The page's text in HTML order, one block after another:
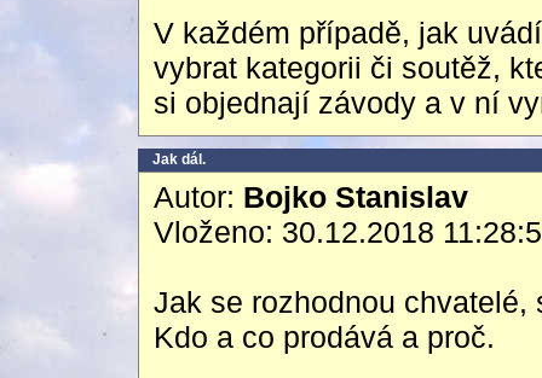
V každém případě, jak
vybrat kategorii či soutěž,
si objednají závody a v ní
Jak dál.
Autor: Bojko Stanislav
Vloženo: 30.12.2018
Jak se rozhodnou
Kdo a co prodává a proč.